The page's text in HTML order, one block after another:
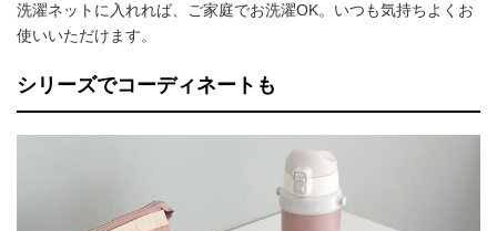
洗濯ネットに入れれば、ご家庭でお洗濯OK。いつも気持ちよくお
使いいただけます。
シリーズでコーディネートも